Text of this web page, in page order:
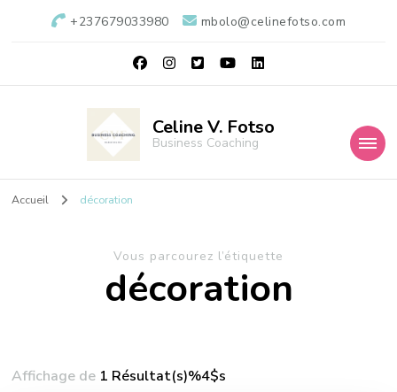
+237679033980 mbolo@celinefotso.com
Celine V. Fotso
Business Coaching
Accueil décoration
Vous parcourez l’étiquette
décoration
Affichage de 1 Résultat(s)%4$s